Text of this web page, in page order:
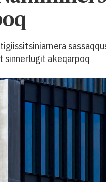
sinnerlugit akeqarpoq